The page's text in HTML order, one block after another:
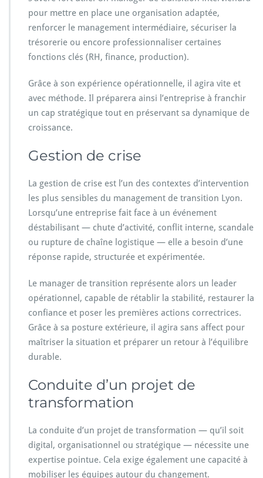
pour mettre en place une organisation adaptée,
renforcer le management intermédiaire, sécuriser la
trésorerie ou encore professionnaliser certaines
fonctions clés (RH, finance, production).
Grâce à son expérience opérationnelle, il agira vite et
avec méthode. Il préparera ainsi l’entreprise à franchir
un cap stratégique tout en préservant sa dynamique de
croissance.
Gestion de crise
La gestion de crise est l’un des contextes d’intervention
les plus sensibles du management de transition Lyon.
Lorsqu’une entreprise fait face à un événement
déstabilisant — chute d’activité, conflit interne, scandale
ou rupture de chaîne logistique — elle a besoin d’une
réponse rapide, structurée et expérimentée.
Le manager de transition représente alors un leader
opérationnel, capable de rétablir la stabilité, restaurer la
confiance et poser les premières actions correctrices.
Grâce à sa posture extérieure, il agira sans affect pour
maîtriser la situation et préparer un retour à l’équilibre
durable.
Conduite d’un projet de
transformation
La conduite d’un projet de transformation — qu’il soit
digital, organisationnel ou stratégique — nécessite une
expertise pointue. Cela exige également une capacité à
mobiliser les équipes autour du changement.